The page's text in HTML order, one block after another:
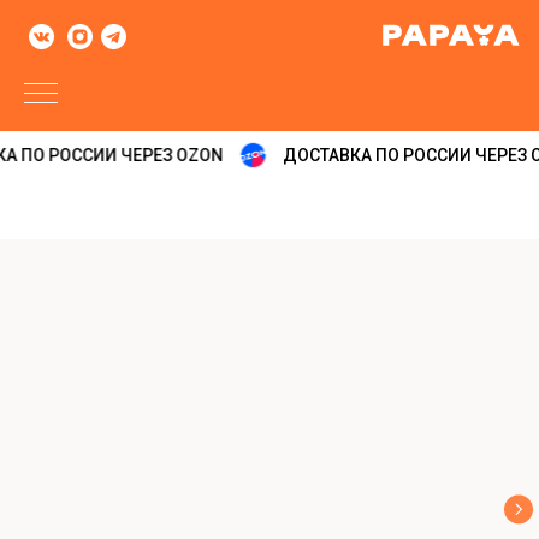
ПО РОССИИ ЧЕРЕЗ OZON ДОСТАВКА ПО РОССИИ ЧЕРЕЗ